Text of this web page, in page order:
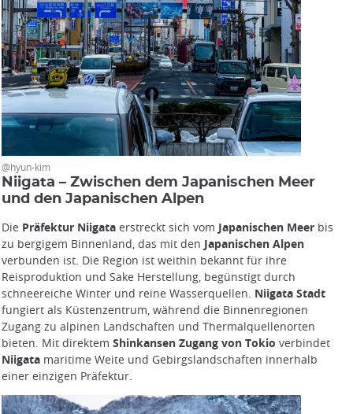
@hyun-kim
Niigata – Zwischen dem Japanischen Meer
und den Japanischen Alpen
Die Präfektur Niigata erstreckt sich vom Japanischen Meer bis
zu bergigem Binnenland, das mit den Japanischen Alpen
verbunden ist. Die Region ist weithin bekannt für ihre
Reisproduktion und Sake Herstellung, begünstigt durch
schneereiche Winter und reine Wasserquellen. Niigata Stadt
fungiert als Küstenzentrum, während die Binnenregionen
Zugang zu alpinen Landschaften und Thermalquellenorten
bieten. Mit direktem Shinkansen Zugang von Tokio verbindet
Niigata maritime Weite und Gebirgslandschaften innerhalb
einer einzigen Präfektur.